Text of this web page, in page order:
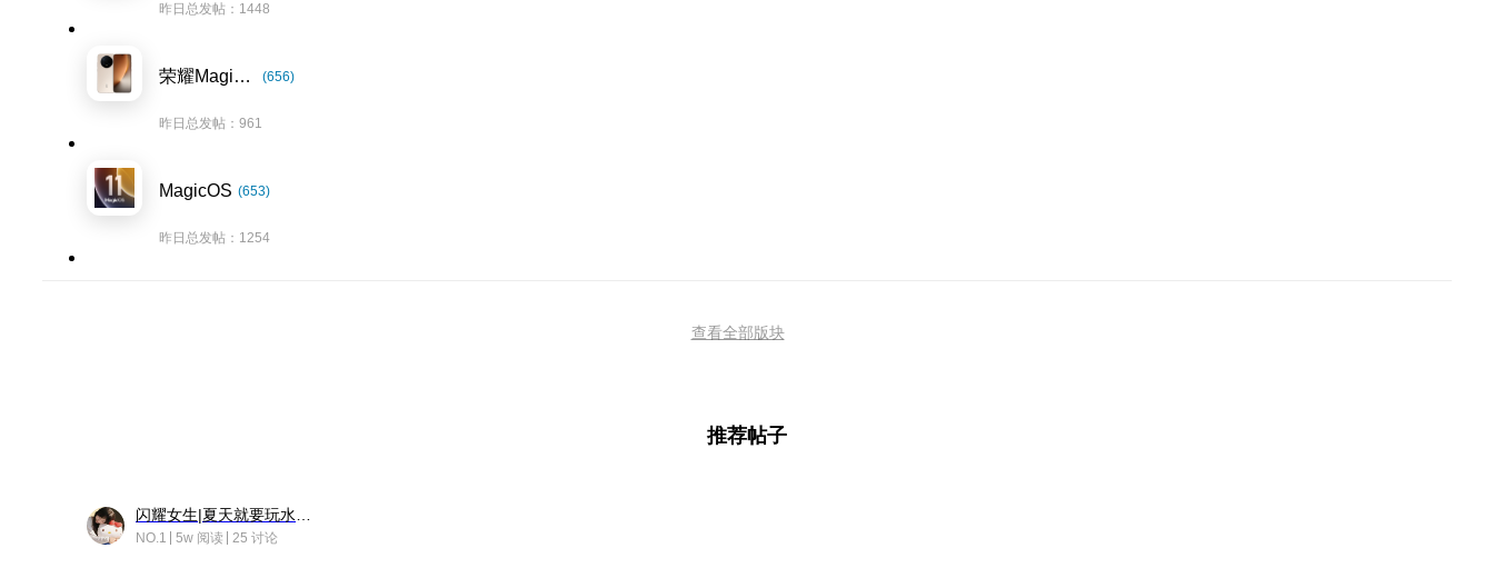
昨日总发帖：1448
荣耀Magic8系列 (656)
昨日总发帖：961
MagicOS (653)
昨日总发帖：1254
查看全部版块
推荐帖子
NO.1 5w 阅读 25 讨论